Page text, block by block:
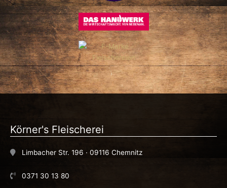
Körner's Fleischerei
Limbacher Str. 196 · 09116 Chemnitz
0371 30 13 80